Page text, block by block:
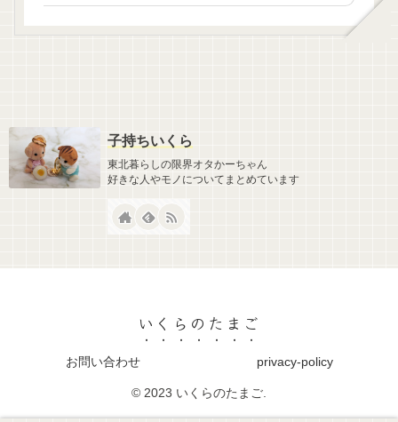
子持ちいくら
東北暮らしの限界オタかーちゃん
好きな人やモノについてまとめています
いくらのたまご
お問い合わせ privacy-policy
© 2023 いくらのたまご.